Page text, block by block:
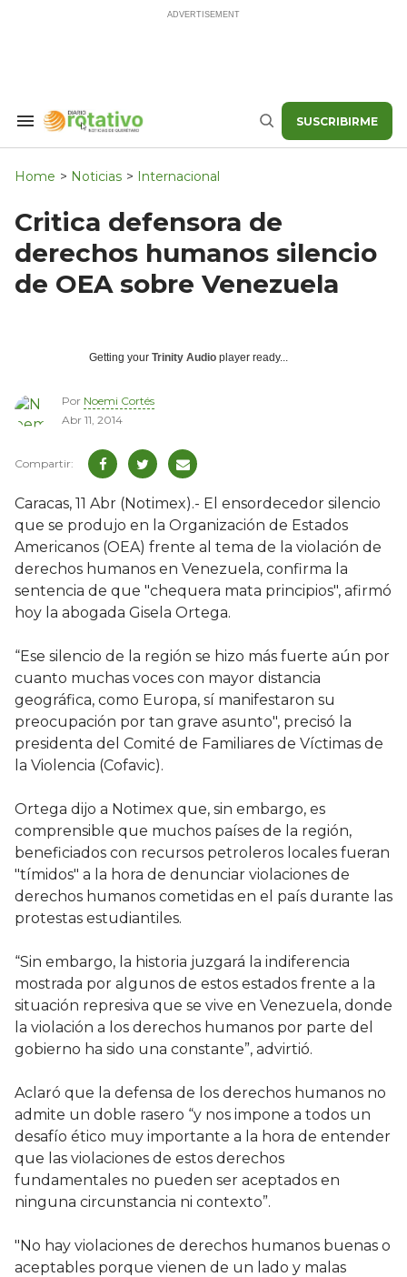
Search
Navigation
Buscar SUSCRIBIRME
Home > Noticias > Internacional
Critica defensora de
derechos humanos silencio
de OEA sobre Venezuela
Getting your Trinity Audio player ready...
Por Noemi Cortés
Abr 11, 2014
Caracas, 11 Abr (Notimex).- El ensordecedor silencio
que se produjo en la Organización de Estados
Americanos (OEA) frente al tema de la violación de
derechos humanos en Venezuela, confirma la
sentencia de que "chequera mata principios", afirmó
hoy la abogada Gisela Ortega.
“Ese silencio de la región se hizo más fuerte aún por
cuanto muchas voces con mayor distancia
geográfica, como Europa, sí manifestaron su
preocupación por tan grave asunto", precisó la
presidenta del Comité de Familiares de Víctimas de
la Violencia (Cofavic).
Ortega dijo a Notimex que, sin embargo, es
comprensible que muchos países de la región,
beneficiados con recursos petroleros locales fueran
"tímidos" a la hora de denunciar violaciones de
derechos humanos cometidas en el país durante las
protestas estudiantiles.
“Sin embargo, la historia juzgará la indiferencia
mostrada por algunos de estos estados frente a la
situación represiva que se vive en Venezuela, donde
la violación a los derechos humanos por parte del
gobierno ha sido una constante”, advirtió.
Aclaró que la defensa de los derechos humanos no
admite un doble rasero “y nos impone a todos un
desafío ético muy importante a la hora de entender
que las violaciones de estos derechos
fundamentales no pueden ser aceptados en
ninguna circunstancia ni contexto”.
"No hay violaciones de derechos humanos buenas o
aceptables porque vienen de un lado y malas